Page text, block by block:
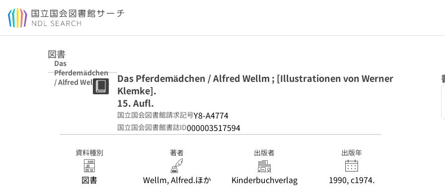
本文へ移動
図書
Das
Pferdemädchen
/ Alfred Wellm ;
[Illustrationen
Das Pferdemädchen / Alfred Wellm ; [Illustrationen von Werner
Klemke].
15. Aufl.
国立国会図書館請求記号Y8-A4774
国立国会図書館書誌ID000003517594
資料種別
図書
著者
Wellm, Alfred.ほか
出版者
Kinderbuchverlag
出版年
1990, c1974.